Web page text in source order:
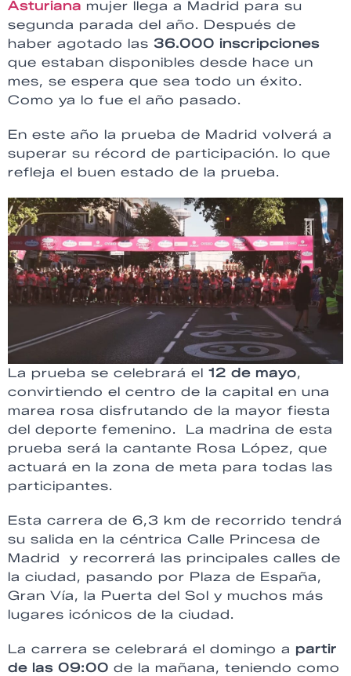
Asturiana mujer llega a Madrid para su
segunda parada del año. Después de
haber agotado las 36.000 inscripciones
que estaban disponibles desde hace un
mes, se espera que sea todo un éxito.
Como ya lo fue el año pasado.
En este año la prueba de Madrid volverá a
superar su récord de participación. lo que
refleja el buen estado de la prueba.
La prueba se celebrará el 12 de mayo,
convirtiendo el centro de la capital en una
marea rosa disfrutando de la mayor fiesta
del deporte femenino. La madrina de esta
prueba será la cantante Rosa López, que
actuará en la zona de meta para todas las
participantes.
Esta carrera de 6,3 km de recorrido tendrá
su salida en la céntrica Calle Princesa de
Madrid y recorrerá las principales calles de
la ciudad, pasando por Plaza de España,
Gran Vía, la Puerta del Sol y muchos más
lugares icónicos de la ciudad.
La carrera se celebrará el domingo a partir
de las 09:00 de la mañana, teniendo como